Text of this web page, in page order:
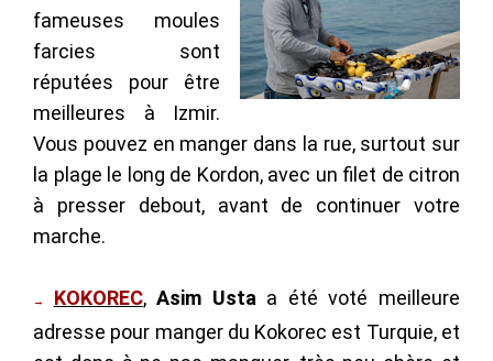
fameuses moules
farcies sont
réputées pour être
meilleures à Izmir.
Vous pouvez en manger dans la rue, surtout sur
la plage le long de Kordon, avec un filet de citron
à presser debout, avant de continuer votre
marche.
→ KOKOREC,Asim Ustaa été voté meilleure
adresse pour manger du Kokorec est Turquie, et